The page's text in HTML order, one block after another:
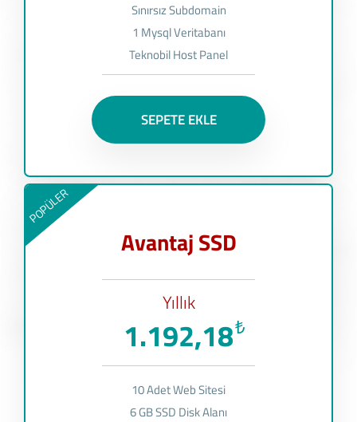
Sınırsız Subdomain
1 Mysql Veritabanı
Teknobil Host Panel
SEPETE EKLE
POPÜLER
Avantaj SSD
Yıllık
₺
1.192,18
10 Adet Web Sitesi
6 GB SSD Disk Alanı